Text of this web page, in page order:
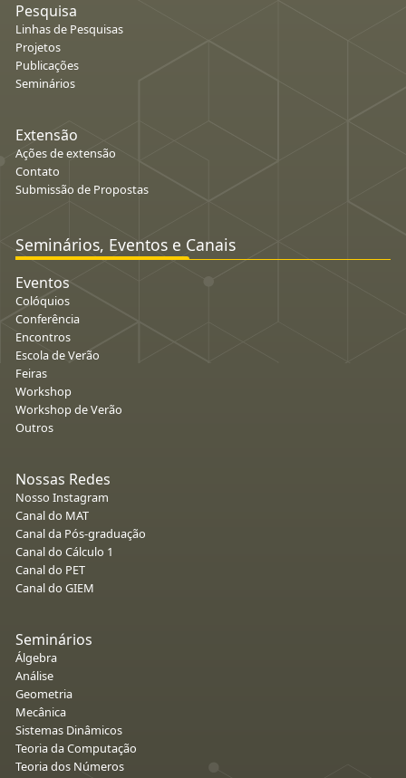
Pesquisa
Linhas de Pesquisas
Projetos
Publicações
Seminários
Extensão
Ações de extensão
Contato
Submissão de Propostas
Seminários, Eventos e Canais
Eventos
Colóquios
Conferência
Encontros
Escola de Verão
Feiras
Workshop
Workshop de Verão
Outros
Nossas Redes
Nosso Instagram
Canal do MAT
Canal da Pós-graduação
Canal do Cálculo 1
Canal do PET
Canal do GIEM
Seminários
Álgebra
Análise
Geometria
Mecânica
Sistemas Dinâmicos
Teoria da Computação
Teoria dos Números